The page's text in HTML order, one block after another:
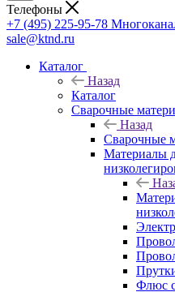
Телефоны
+7 (495) 225-95-78
sale@ktnd.ru
Каталог
Назад
Каталог
Сварочные
Назад
Сварочные
Материалы
Флюс